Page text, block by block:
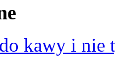
kawy i nie